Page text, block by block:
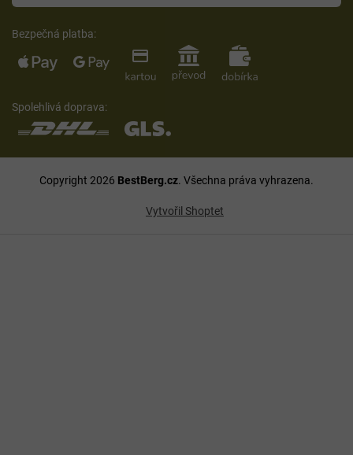
Bezpečná platba:
Spolehlivá doprava:
Vytvořil Shoptet
Copyright 2026 BestBerg.cz. Všechna práva vyhrazena.